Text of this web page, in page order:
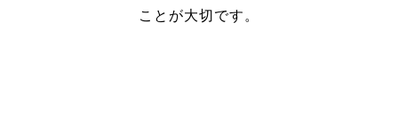
ことが大切です。